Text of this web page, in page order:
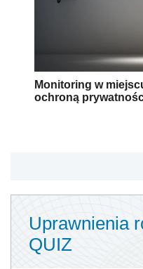
Monitoring w
ochroną
Uprawnienia
QUIZ